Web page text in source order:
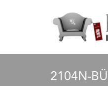
2104N-